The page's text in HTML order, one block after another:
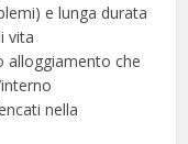
e lunga durata
vita
alloggiamento che
nella